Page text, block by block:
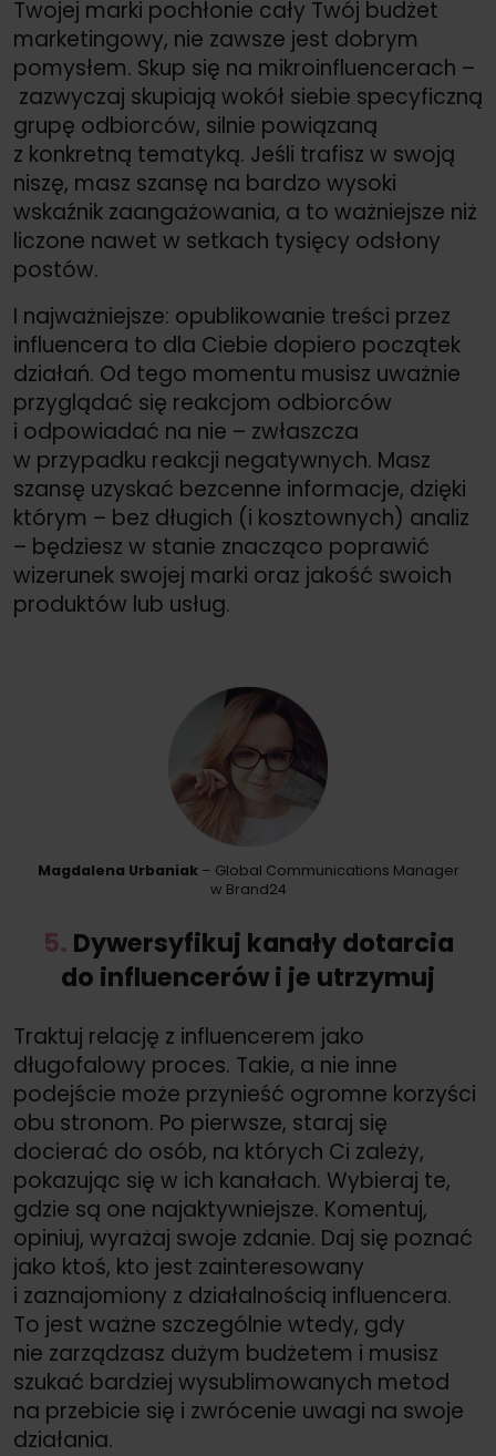
Twojej marki pochłonie cały Twój budżet
marketingowy, nie zawsze jest dobrym
pomysłem. Skup się na mikroinfluencerach –
zazwyczaj skupiają wokół siebie specyficzną
grupę odbiorców, silnie powiązaną
z konkretną tematyką. Jeśli trafisz w swoją
niszę, masz szansę na bardzo wysoki
wskaźnik zaangażowania, a to ważniejsze niż
liczone nawet w setkach tysięcy odsłony
postów.
I najważniejsze: opublikowanie treści przez
influencera to dla Ciebie dopiero początek
działań. Od tego momentu musisz uważnie
przyglądać się reakcjom odbiorców
i odpowiadać na nie – zwłaszcza
w przypadku reakcji negatywnych. Masz
szansę uzyskać bezcenne informacje, dzięki
którym – bez długich (i kosztownych) analiz
– będziesz w stanie znacząco poprawić
wizerunek swojej marki oraz jakość swoich
produktów lub usług.
Magdalena Urbaniak– Global Communications Manager
w Brand24
5. Dywersyfikuj kanały dotarcia
do influencerów i je utrzymuj
Traktuj relację z influencerem jako
długofalowy proces. Takie, a nie inne
podejście może przynieść ogromne korzyści
obu stronom. Po pierwsze, staraj się
docierać do osób, na których Ci zależy,
pokazując się w ich kanałach. Wybieraj te,
gdzie są one najaktywniejsze. Komentuj,
opiniuj, wyrażaj swoje zdanie. Daj się poznać
jako ktoś, kto jest zainteresowany
i zaznajomiony z działalnością influencera.
To jest ważne szczególnie wtedy, gdy
nie zarządzasz dużym budżetem i musisz
szukać bardziej wysublimowanych metod
na przebicie się i zwrócenie uwagi na swoje
działania.